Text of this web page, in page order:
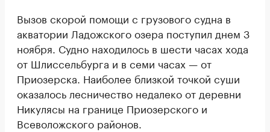
Вызов скорой помощи с грузового судна в
акватории Ладожского озера поступил днем 3
ноября. Судно находилось в шести часах хода
от Шлиссельбурга и в семи часах — от
Приозерска. Наиболее близкой точкой суши
оказалось лесничество недалеко от деревни
Никулясы на границе Приозерского и
Всеволожского районов.